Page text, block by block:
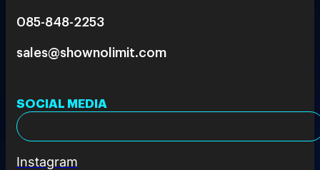
085-848-2253
sales@shownolimit.com
SOCIAL MEDIA
Instagram